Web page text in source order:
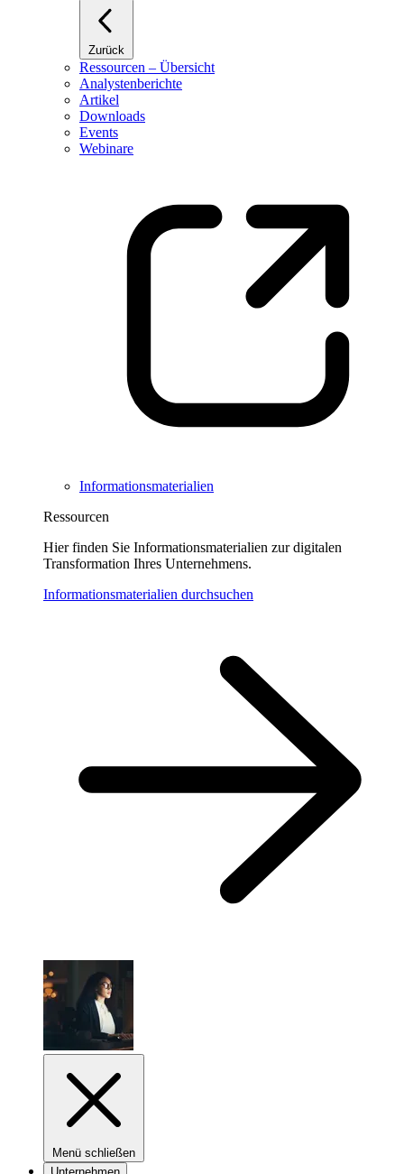
Zurück
Ressourcen – Übersicht
Analystenberichte
Artikel
Downloads
Events
Webinare
Informationsmaterialien
Ressourcen
Hier finden Sie Informationsmaterialien zur digitalen
Transformation Ihres Unternehmens.
Informationsmaterialien durchsuchen
Menü schließen